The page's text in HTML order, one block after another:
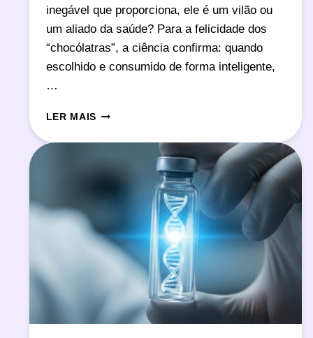
inegável que proporciona, ele é um vilão ou
um aliado da saúde? Para a felicidade dos
“chocólatras”, a ciência confirma: quando
escolhido e consumido de forma inteligente,
…
LER MAIS7
DO
CHOCOLATE
E
CONSUMIR
FORMA
SAUDÁVEL